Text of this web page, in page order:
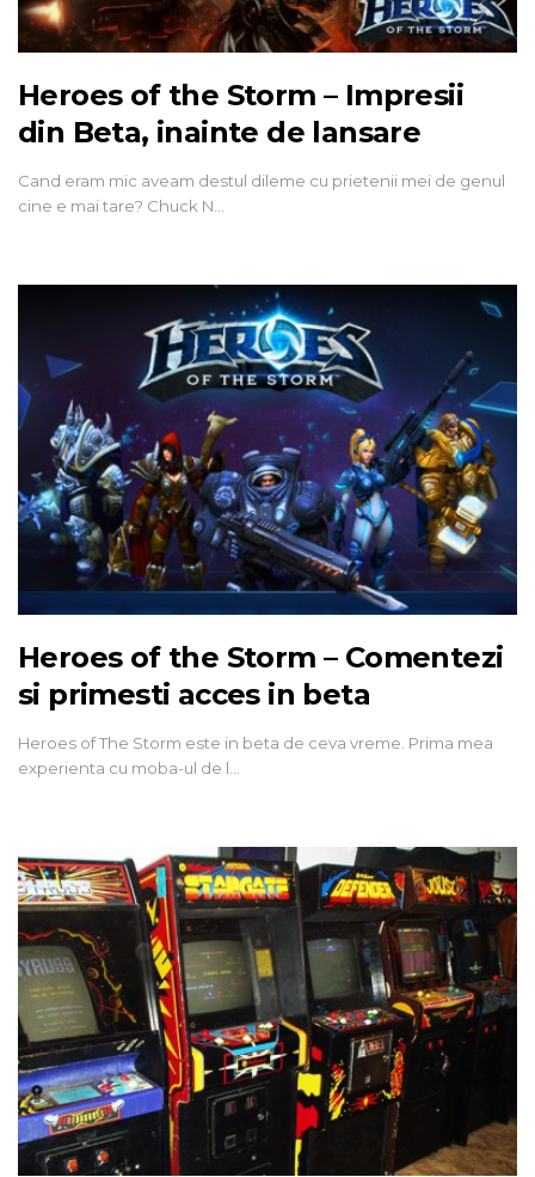
Heroes of the Storm – Impresii
din Beta, inainte de lansare
Cand eram mic aveam destul dileme cu prietenii mei de genul
cine e mai tare? Chuck N…
Heroes of the Storm – Comentezi
si primesti acces in beta
Heroes of The Storm este in beta de ceva vreme. Prima mea
experienta cu moba-ul de l…